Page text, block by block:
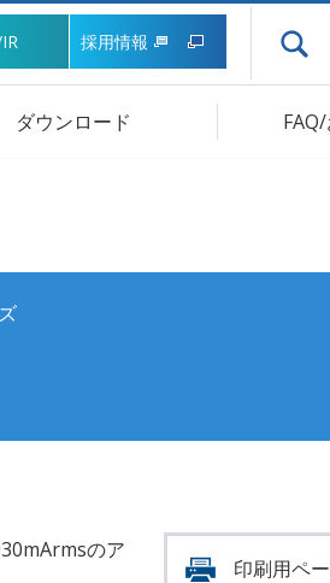
採用情報
ダウンロード
のア
印刷用ペ